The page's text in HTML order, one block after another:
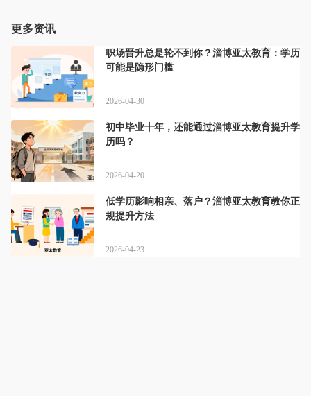
更多资讯
职场晋升总是轮不到你？淄博亚太教育：学历
可能是隐形门槛
2026-04-30
初中毕业十年，还能通过淄博亚太教育提升学
历吗？
2026-04-20
低学历影响相亲、落户？淄博亚太教育教你正
规提升方法
2026-04-23